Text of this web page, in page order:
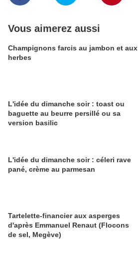
Vous aimerez aussi
Champignons farcis au jambon et aux
herbes
L'idée du dimanche soir : toast ou
baguette au beurre persillé ou sa
version basilic
L'idée du dimanche soir : céleri rave
pané, crème au parmesan
Tartelette-financier aux asperges
d'après Emmanuel Renaut (Flocons
de sel, Megève)